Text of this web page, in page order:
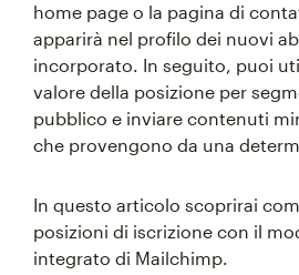
home page o la pagina di
apparirà nel profilo dei nuovi
incorporato. In seguito, puoi
valore della posizione per
pubblico e inviare contenuti
che provengono da una
In questo articolo scoprirai
posizioni di iscrizione con il
integrato di Mailchimp.